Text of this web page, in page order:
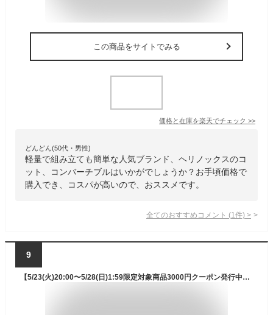
この商品をサイトでみる
価格と在庫を楽天でチェック >>
どんどん(50代・男性)
軽量で組み立ても簡単な人気ブランド、ヘリノックスのコ
ット、コンバーチブルはいかがでしょうか？お手頃価格で
購入でき、コスパが高いので、おススメです。
全てのおすすめコメント (1 件) >
9
【5/23(火)20:00〜5/28(日)1:59限定対象商品3000円クーポン発行中】ヘリノックス アウトドアベッド コットワン コンバーチブル 1822170 Helinox